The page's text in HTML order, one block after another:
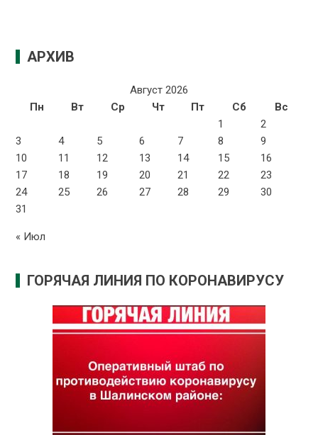
АРХИВ
Август 2026
Пн
Вт Ср Чт Пт Сб
Вс
1
2
3
4 5 6 7 8
9
10
11 12 13 14 15
16
17
18 19 20 21 22
23
24
25 26 27 28 29
30
31
« Июл
ГОРЯЧАЯ ЛИНИЯ ПО КОРОНАВИРУСУ